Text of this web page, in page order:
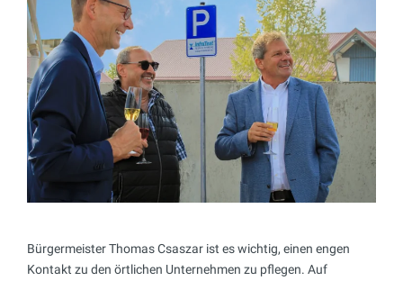
Bürgermeister Thomas Csaszar ist es wichtig, einen engen
Kontakt zu den örtlichen Unternehmen zu pflegen. Auf